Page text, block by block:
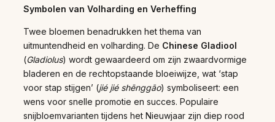
Symbolen van Volharding en Verheffing
Twee bloemen benadrukken het thema van
uitmuntendheid en volharding. De Chinese Gladiool
(Gladiolus) wordt gewaardeerd om zijn zwaardvormige
bladeren en de rechtopstaande bloeiwijze, wat ‘stap
voor stap stijgen’ (jié jié shēnggāo) symboliseert: een
wens voor snelle promotie en succes. Populaire
snijbloemvarianten tijdens het Nieuwjaar zijn diep rood